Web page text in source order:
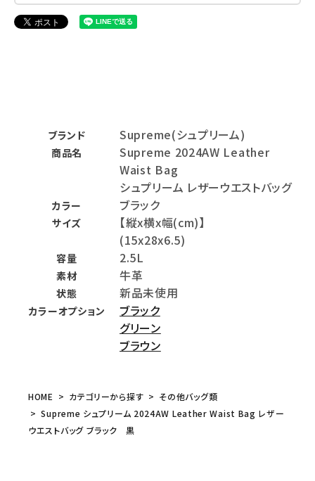
ブランド Supreme(シュプリーム)
商品名
Supreme 2024AW Leather
Waist Bag
シュプリーム レザーウエストバッグ
カラー ブラック
サイズ
【縦x横x幅(cm)】
(15x28x6.5)
容量 2.5L
素材 牛革
状態 新品未使用
カラーオプション
ブラック
グリーン
ブラウン
HOME カテゴリーから探す
その他バッグ類
Supreme シュプリーム 2024AW Leather Waist Bag レザー
ウエストバッグ ブラック 黒